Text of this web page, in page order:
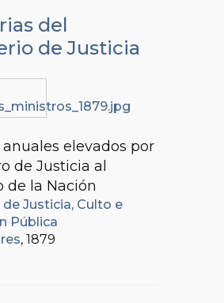
del
de Justicia
elevados por
de Justicia al
de la Nación
Justicia, Culto e
Pública
, 1879